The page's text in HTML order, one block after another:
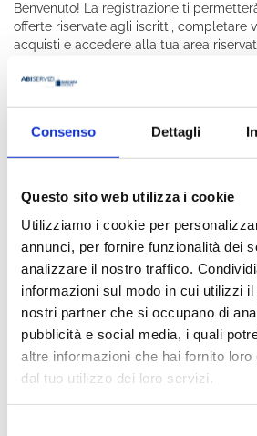
Consenso Dettagli
Questo sito web utilizza i cookie
Utilizziamo i cookie per
annunci, per fornire funzionalità dei
analizzare il nostro traffico.
informazioni sul modo in cui utilizzi
nostri partner che si occupano di
pubblicità e social media, i quali
altre informazioni che hai fornito
dal tuo utilizzo dei loro servizi.
Benvenuto! La registrazione ti
offerte riservate agli iscritti, completare
acquisti e accedere alla tua area
Tutti i campi indicati con * sono
DATA DI NASCITA *
E-MAIL *